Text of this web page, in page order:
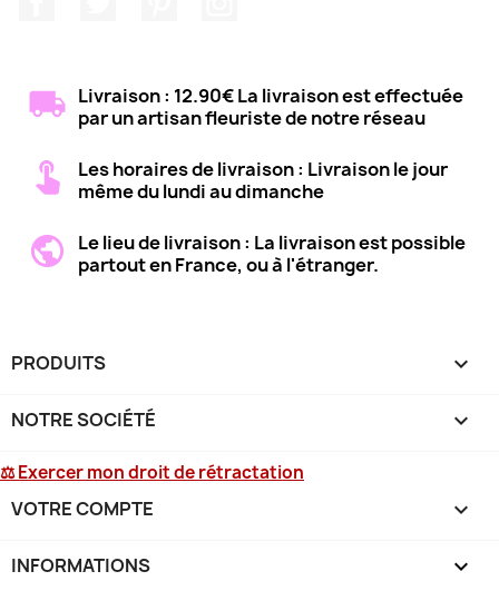
Livraison : 12.90€ La livraison est effectuée
par un artisan fleuriste de notre réseau
Les horaires de livraison : Livraison le jour
même du lundi au dimanche
Le lieu de livraison : La livraison est possible
partout en France, ou à l'étranger.
PRODUITS 
NOTRE SOCIÉTÉ 
⚖ Exercer mon droit de rétractation
VOTRE COMPTE 
INFORMATIONS keyboard_arrow_down